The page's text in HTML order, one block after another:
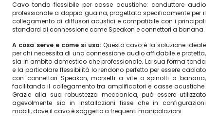
Cavo tondo flessibile per casse acustiche: conduttore audio
professionale a doppia guaina, progettato specificamente per il
collegamento di diffusori acustici e compatibile con i principali
standard di connessione come Speakon e connettori a banana.
A cosa serve e come si usa: Questo cavo è la soluzione ideale
per chi necessita di una connessione audio affidabile e protetta,
sia in ambito domestico che professionale. La sua forma tonda
e la particolare flessibilità lo rendono perfetto per essere cablato
con connettori Speakon, morsetti a vite o spinotti a banana,
facilitando il collegamento tra amplificatori e casse acustiche.
Grazie alla sua robustezza meccanica, può essere utilizzato
agevolmente sia in installazioni fisse che in configurazioni
mobili, dove il cavo è soggetto a frequenti manipolazioni.